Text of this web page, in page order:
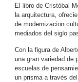
El libro de Cristóbal
la arquitectura,
de modernizacion
mediados del siglo
Con la figura de
una gran variedad de
escuelas de
un prisma a través